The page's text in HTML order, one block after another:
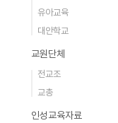
유아교육
대안학교
교원단체
전교조
교총
인성교육자료